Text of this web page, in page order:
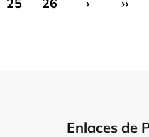
Enlaces de